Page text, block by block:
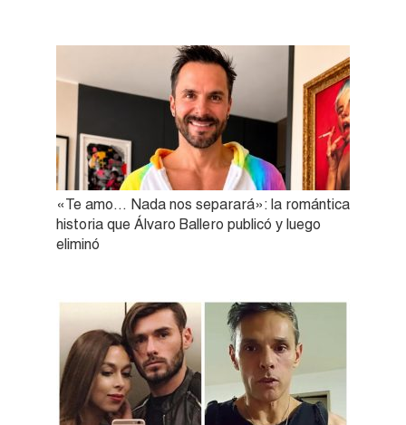
«Te amo… Nada nos separará»: la romántica
historia que Álvaro Ballero publicó y luego
eliminó